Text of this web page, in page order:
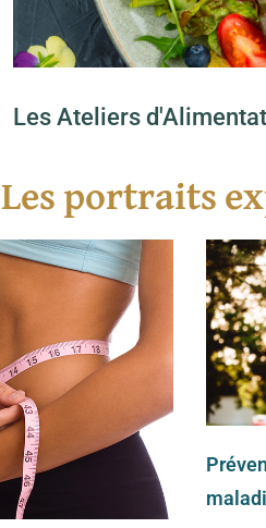
Les Ateliers
Les portraits